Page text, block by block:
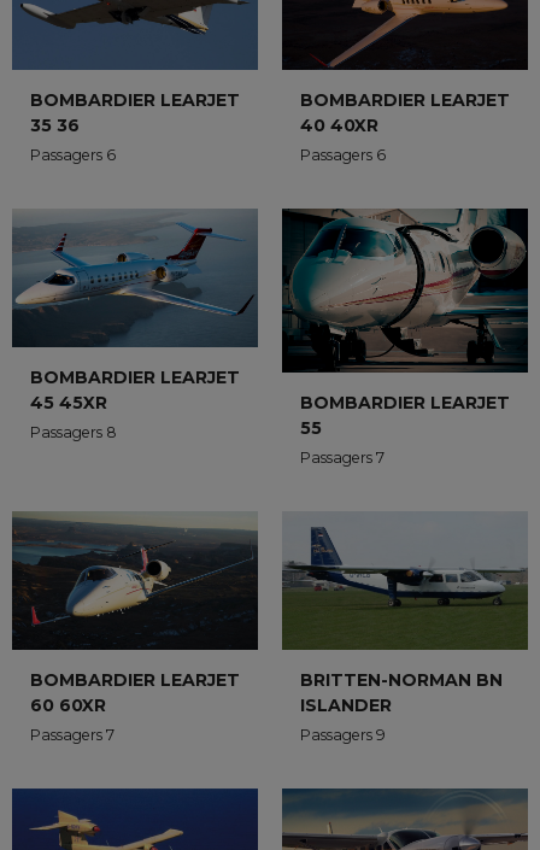
BOMBARDIER LEARJET
35 36
Passagers 6
BOMBARDIER LEARJET
40 40XR
Passagers 6
BOMBARDIER LEARJET
45 45XR
Passagers 8
BOMBARDIER LEARJET
55
Passagers 7
BOMBARDIER LEARJET
60 60XR
Passagers 7
BRITTEN-NORMAN BN
ISLANDER
Passagers 9